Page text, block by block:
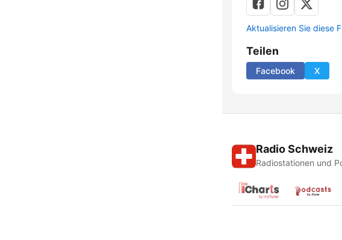
Aktualisieren Sie diese
Teilen
Facebook X
Radio Schweiz
Radiostationen und